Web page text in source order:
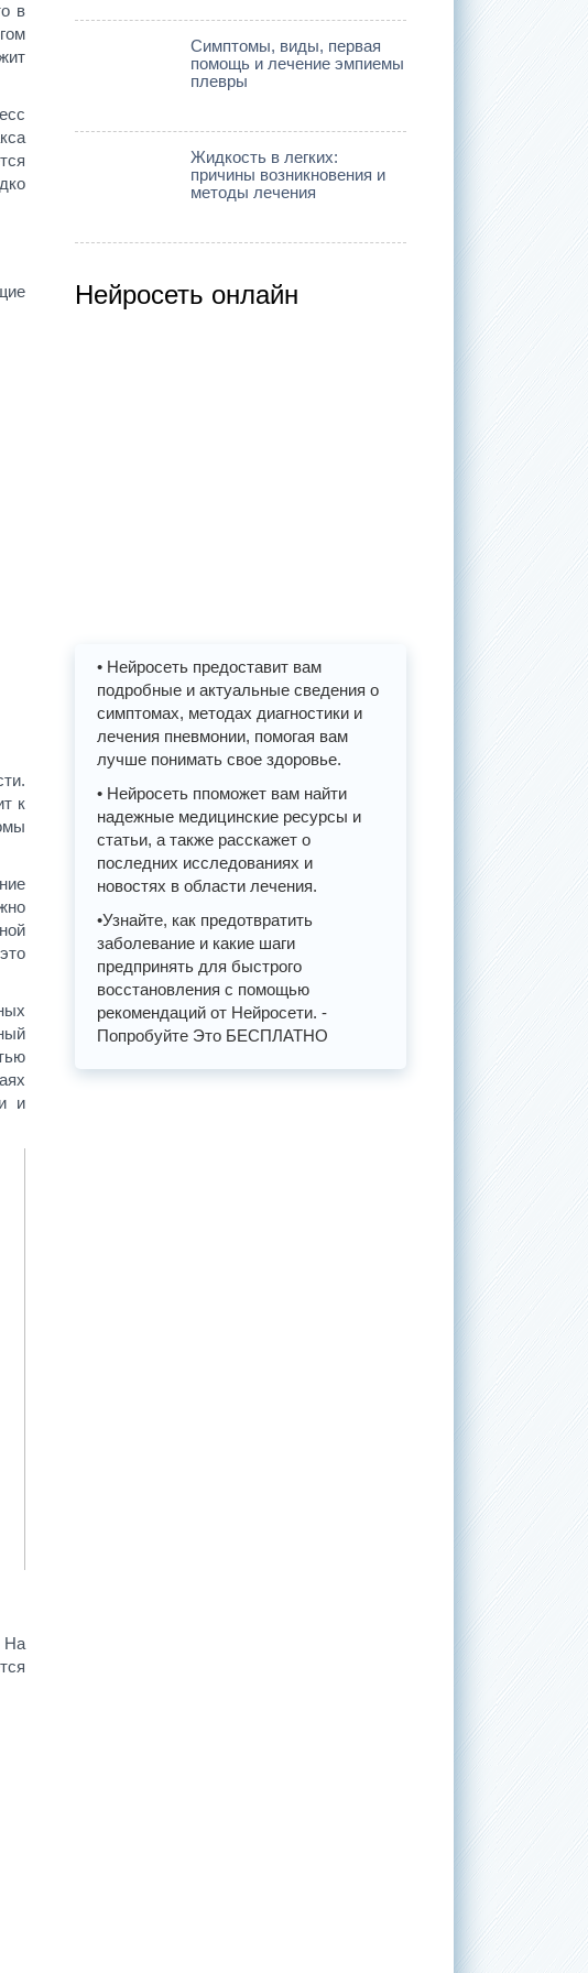
в
к
и
На
Симптомы, виды, первая
помощь и лечение эмпиемы
плевры
Жидкость в легких:
причины возникновения и
методы лечения
Нейросеть онлайн
• Нейросеть предоставит вам
подробные и актуальные сведения о
симптомах, методах диагностики и
лечения пневмонии, помогая вам
лучше понимать свое здоровье.
• Нейросеть ппоможет вам найти
надежные медицинские ресурсы и
статьи, а также расскажет о
последних исследованиях и
новостях в области лечения.
•Узнайте, как предотвратить
заболевание и какие шаги
предпринять для быстрого
восстановления с помощью
рекомендаций от Нейросети. -
Попробуйте Это БЕСПЛАТНО